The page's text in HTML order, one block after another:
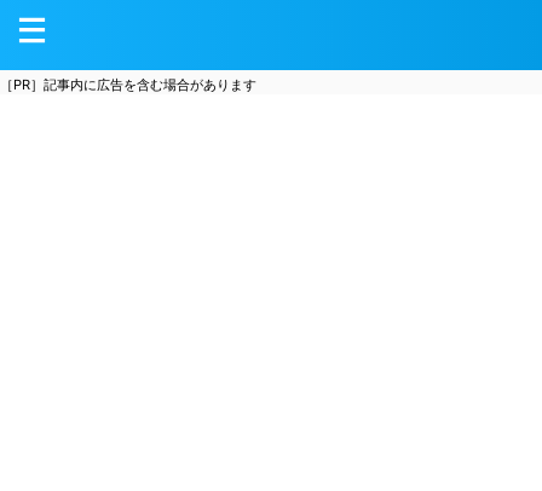
［PR］記事内に広告を含む場合があります